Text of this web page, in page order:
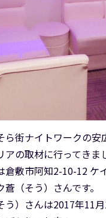
ら街ナイトワークの
の取材に行ってきま
倉敷市阿知2-10-12 ケ
（そう）さんです。
う）さんは2017年11